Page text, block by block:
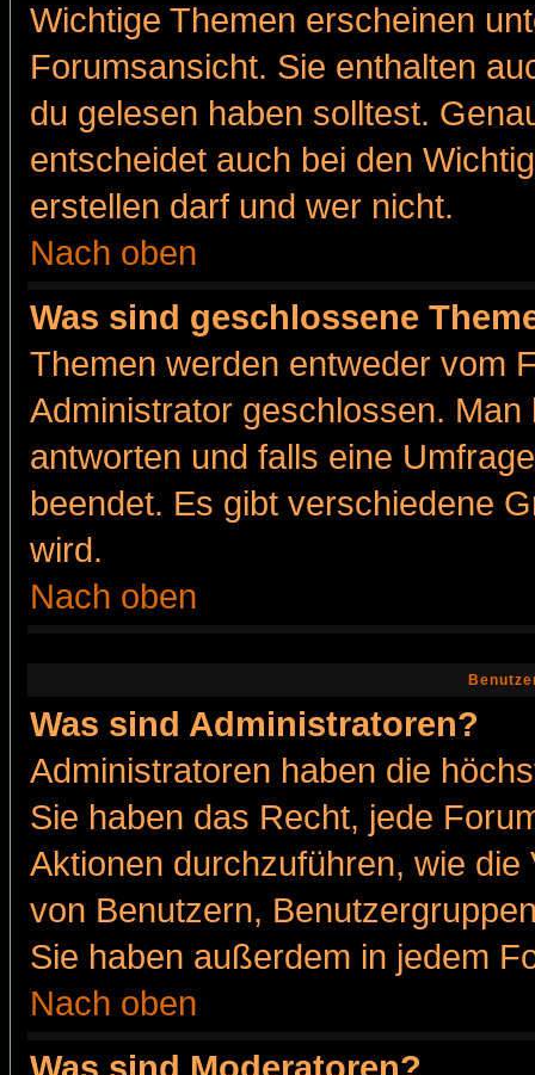
Wichtige Themen erscheinen
Forumsansicht. Sie enthalten
du gelesen haben solltest.
entscheidet auch bei den
erstellen darf und wer nicht.
Nach oben
Was sind geschlossene
Themen werden entweder vom
Administrator geschlossen.
antworten und falls eine
beendet. Es gibt verschiedene
wird.
Nach oben
Was sind Administratoren?
Administratoren haben die
Sie haben das Recht, jede
Aktionen durchzuführen, wie
von Benutzern,
Sie haben außerdem in jedem
Nach oben